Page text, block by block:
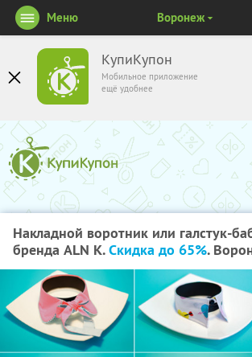
КупиКупон
Мобильное приложение
ещё удобнее
Меню Воронеж
Накладной воротник или галстук-
бренда ALN K.Скидка до 65%.